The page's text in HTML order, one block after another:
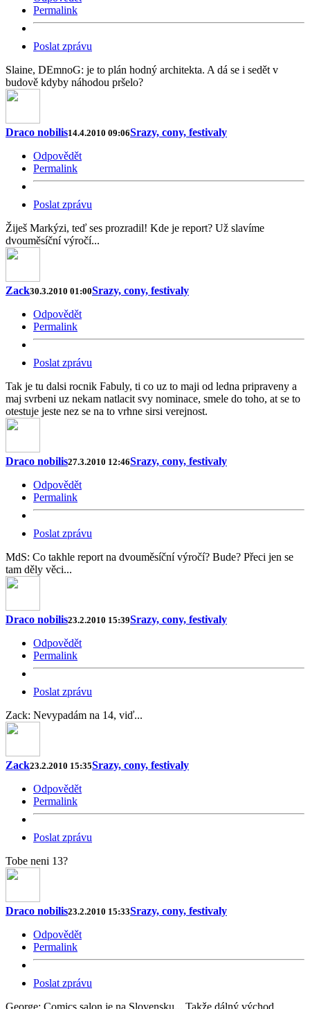
Permalink
Poslat zprávu
Slaine, DEmnoG: je to plán hodný architekta. A dá se i sedět v
budově kdyby náhodou pršelo?
Draco nobilis14.4.2010 09:06Srazy, cony, festivaly
Odpovědět
Permalink
Poslat zprávu
Žiješ Markýzi, teď ses prozradil! Kde je report? Už slavíme
dvouměsíční výročí...
Zack30.3.2010 01:00Srazy, cony, festivaly
Odpovědět
Permalink
Poslat zprávu
Tak je tu dalsi rocnik Fabuly, ti co uz to maji od ledna pripraveny a
maj svrbeni uz nekam natlacit svy nominace, smele do toho, at se to
otestuje jeste nez se na to vrhne sirsi verejnost.
Draco nobilis27.3.2010 12:46Srazy, cony, festivaly
Odpovědět
Permalink
Poslat zprávu
MdS: Co takhle report na dvouměsíční výročí? Bude? Přeci jen se
tam děly věci...
Draco nobilis23.2.2010 15:39Srazy, cony, festivaly
Odpovědět
Permalink
Poslat zprávu
Zack: Nevypadám na 14, viď...
Zack23.2.2010 15:35Srazy, cony, festivaly
Odpovědět
Permalink
Poslat zprávu
Tobe neni 13?
Draco nobilis23.2.2010 15:33Srazy, cony, festivaly
Odpovědět
Permalink
Poslat zprávu
George: Comics salon je na Slovensku... Takže dálný východ